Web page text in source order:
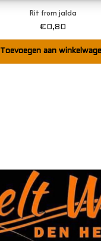
Rit from jalda
€0,80
Toevoegen aan